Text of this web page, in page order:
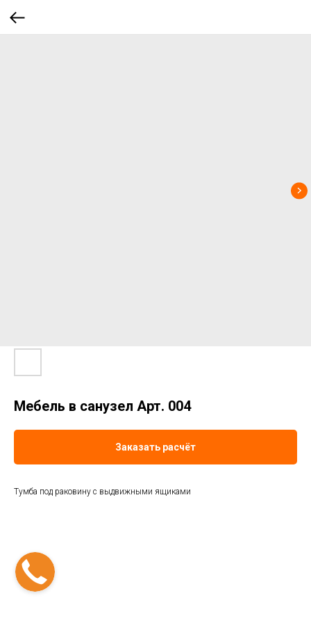
Мебель в санузел Арт. 004
Заказать расчёт
Тумба под раковину с выдвижными ящиками